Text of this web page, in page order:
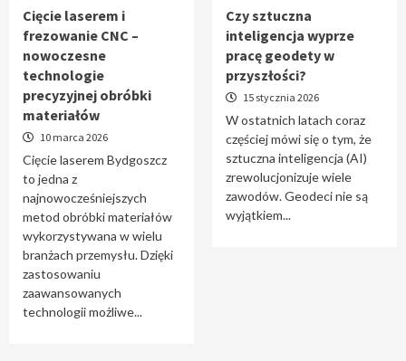
5Cięcie laserem i
frezowanie CNC –
nowoczesne
technologie
precyzyjnej obróbki
materiałów
10 marca 2026
Cięcie laserem Bydgoszcz
to jedna z
najnowocześniejszych
metod obróbki materiałów
wykorzystywana w wielu
branżach przemysłu. Dzięki
zastosowaniu
zaawansowanych
technologii możliwe...
Czy sztuczna
inteligencja wyprze
pracę geodety w
przyszłości?
15 stycznia 2026
W ostatnich latach coraz
częściej mówi się o tym, że
sztuczna inteligencja (AI)
zrewolucjonizuje wiele
zawodów. Geodeci nie są
wyjątkiem...